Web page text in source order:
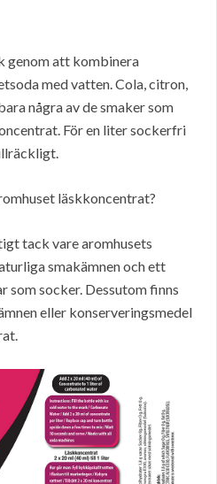
genom att kombinera
med vatten. Cola, citron,
några av de smaker som
För en liter sockerfri
läskkoncentrat?
tack vare aromhusets
smakämnen och ett
som socker. Dessutom finns
eller konserveringsmedel